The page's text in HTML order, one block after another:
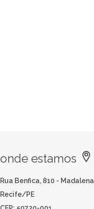
onde estamos
Rua Benfica, 810 - Madalena
Recife/PE